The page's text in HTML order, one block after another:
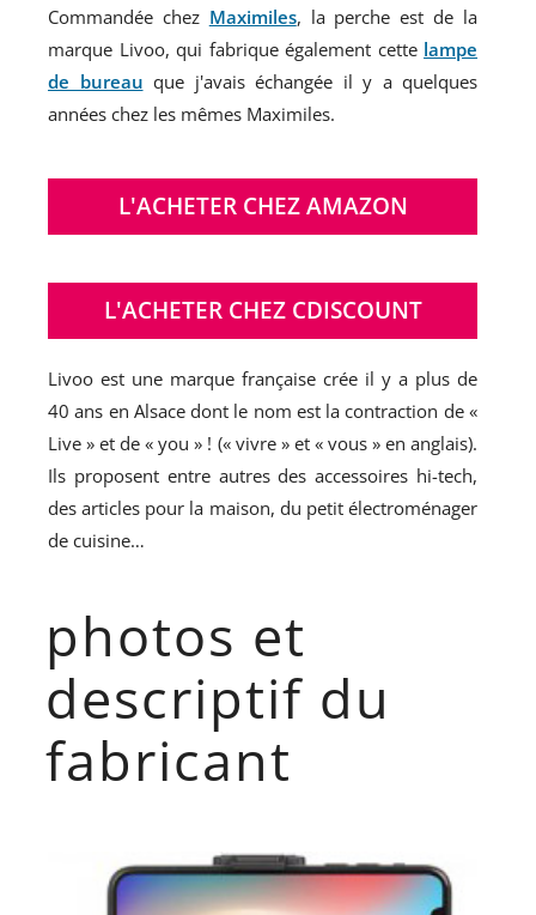
Commandée chez Maximiles, la perche est de la
marque Livoo, qui fabrique également cette lampe
de bureau que j'avais échangée il y a quelques
années chez les mêmes Maximiles.
L'ACHETER CHEZ AMAZON
L'ACHETER CHEZ CDISCOUNT
Livoo est une marque française crée il y a plus de
40 ans en Alsace dont le nom est la contraction de «
Live » et de « you » ! (« vivre » et « vous » en anglais).
Ils proposent entre autres des accessoires hi-tech,
des articles pour la maison, du petit électroménager
de cuisine…
photos et
descriptif du
fabricant